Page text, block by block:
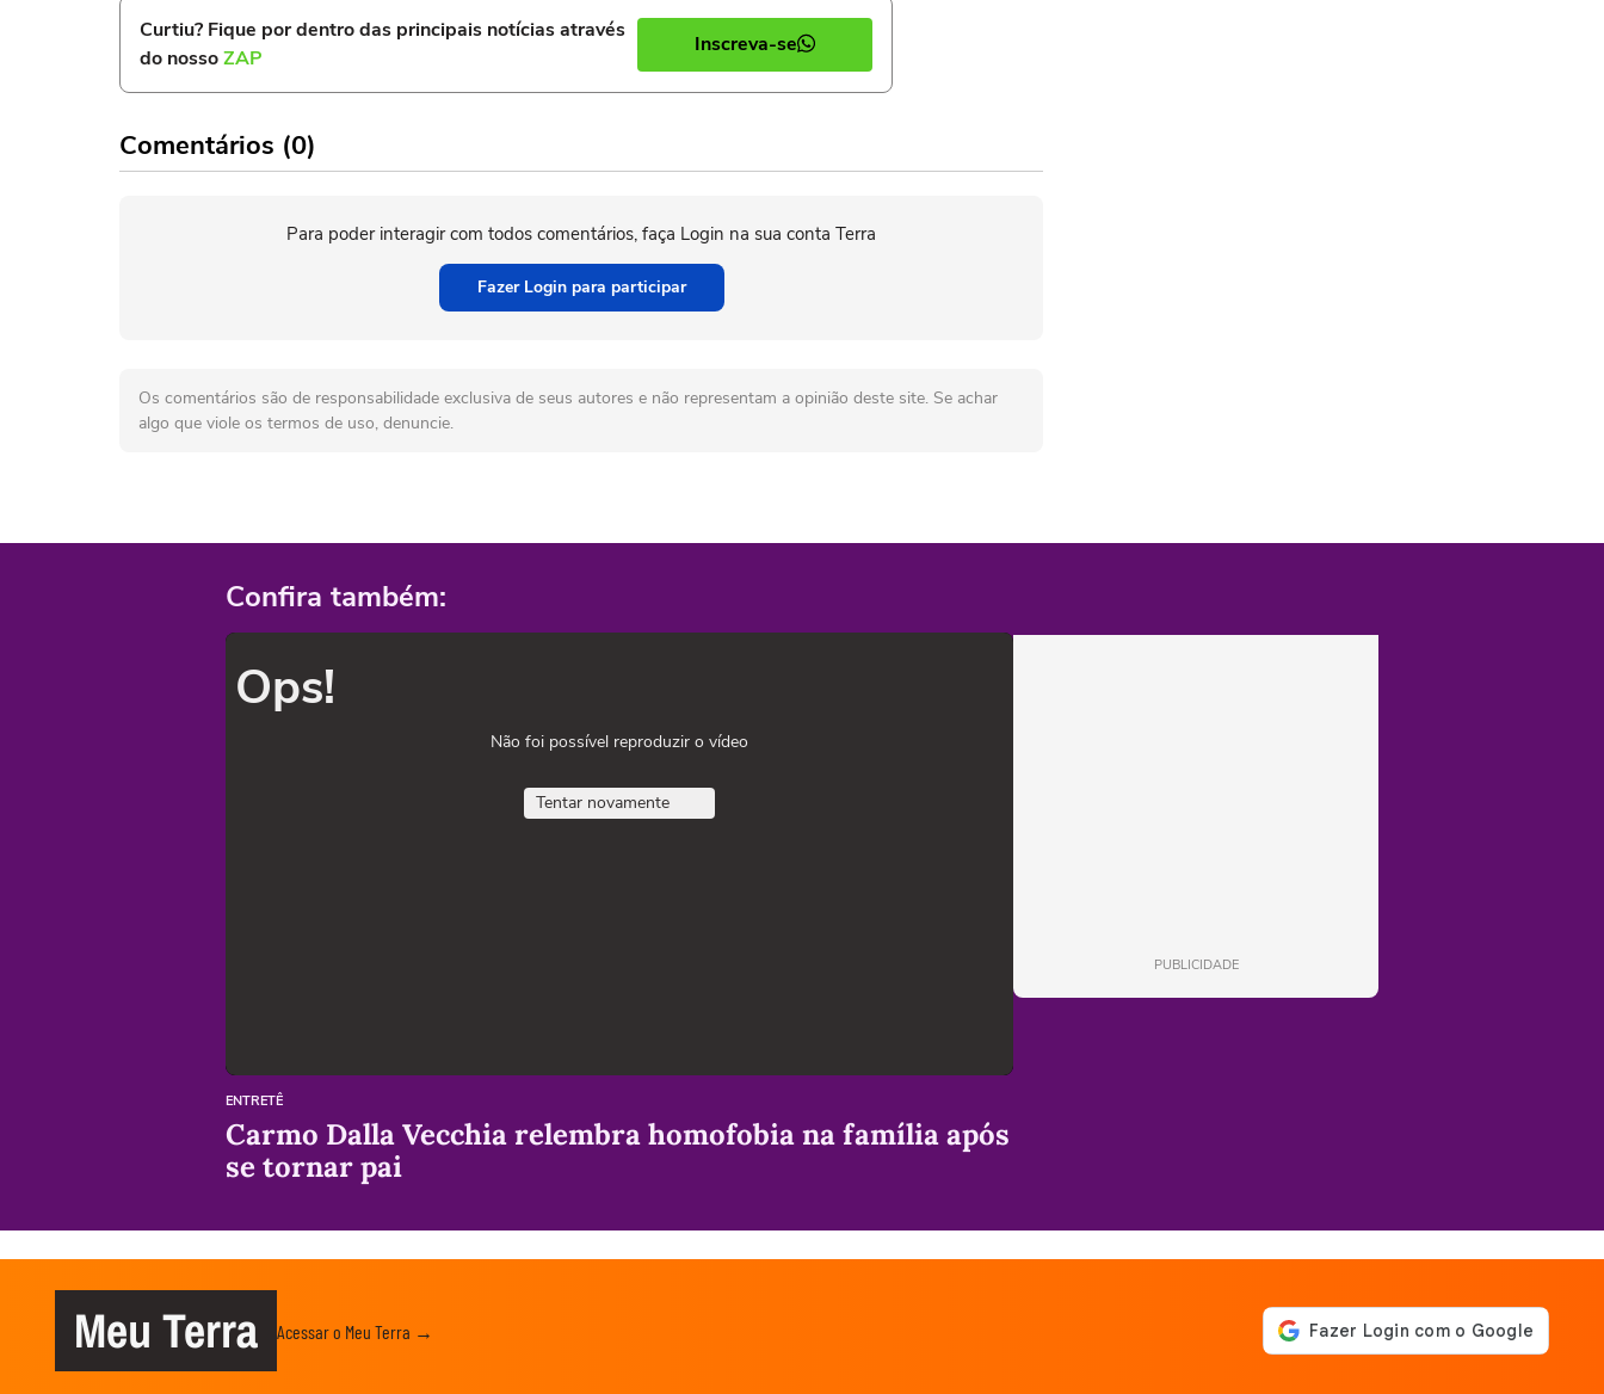
Curtiu? Fique por dentro das principais notícias através
do nossoZAP
Inscreva-se
Comentários (0)
Para poder interagir com todos comentários, faça Login na sua conta Terra
Fazer Login para participar
Os comentários são de responsabilidade exclusiva de seus autores e não representam a opinião deste site. Se achar
algo que viole os termos de uso, denuncie.
Confira também:
Ops!
Não foi possível reproduzir o vídeo
Tentar novamente
ENTRETÊ
Carmo Dalla Vecchia relembra homofobia na família após
se tornar pai
PUBLICIDADE
Meu Terra Acessar o Meu Terra →